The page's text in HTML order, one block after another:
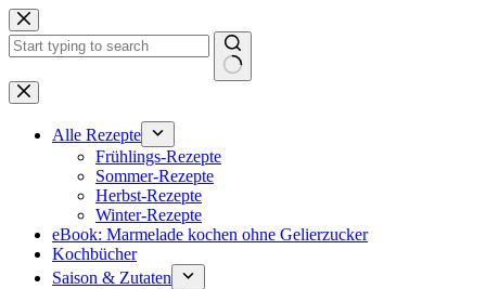
Zum
Inhalt
springen
Keine
Ergebnisse
Alle Rezepte
Frühlings-Rezepte
Sommer-Rezepte
Herbst-Rezepte
Winter-Rezepte
eBook: Marmelade kochen ohne Gelierzucker
Kochbücher
Saison & Zutaten